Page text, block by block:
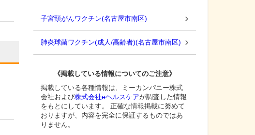
子宮頸がんワクチン(名古屋市南区)
肺炎球菌ワクチン(成人/高齢者)(名古屋市南区)
《掲載している情報についてのご注意》
掲載している各種情報は、ミーカンパニー株式
会社および株式会社eヘルスケアが調査した情報
をもとにしています。 正確な情報掲載に努めて
おりますが、内容を完全に保証するものではあ
りません。